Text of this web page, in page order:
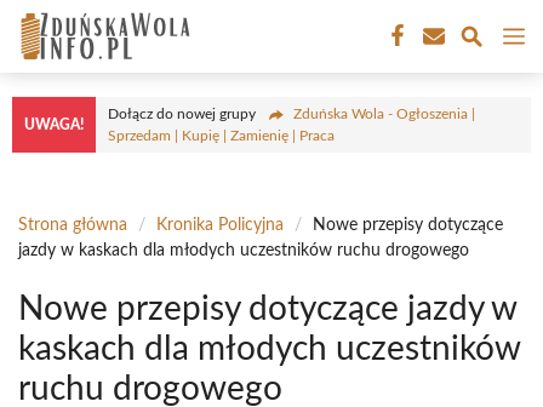
Przejdź
treści
UWAGA!
Dołącz do nowej grupy
Zduńska Wola - Ogłoszenia |
Sprzedam | Kupię | Zamienię | Praca
Strona główna / Kronika Policyjna /
Nowe przepisy dotyczące
jazdy w kaskach dla młodych uczestników ruchu drogowego
Nowe przepisy dotyczące jazdy w
kaskach dla młodych uczestników
ruchu drogowego